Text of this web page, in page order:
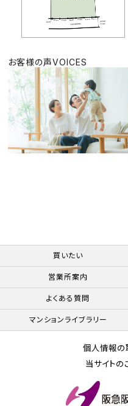
お客様の声VOICES
買いたい
営業所案内
よくある質問
マンションライブラリー
個人情報の
当サイトの